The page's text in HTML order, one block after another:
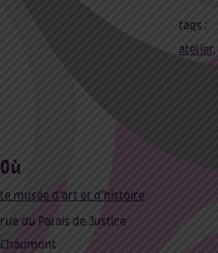
tags :
atelier,
où
le musée d’art et d’histoire
rue du Palais de Justice
Chaumont